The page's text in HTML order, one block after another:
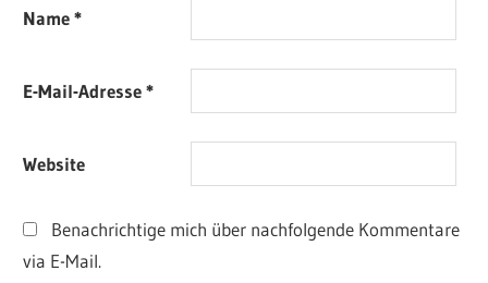
Name*
E-Mail-Adresse*
Website
Benachrichtige mich über nachfolgende Kommentare
via E-Mail.